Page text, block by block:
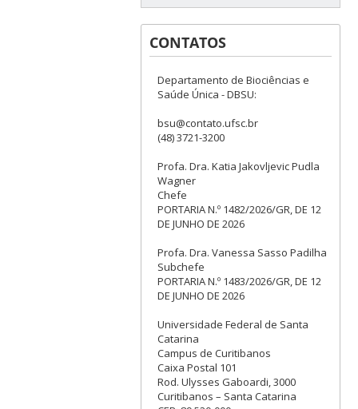
CONTATOS
Departamento de Biociências e
Saúde Única - DBSU:
bsu@contato.ufsc.br
(48) 3721-3200
Profa. Dra. Katia Jakovljevic Pudla
Wagner
Chefe
PORTARIA N.º 1482/2026/GR, DE 12
DE JUNHO DE 2026
Profa. Dra. Vanessa Sasso Padilha
Subchefe
PORTARIA N.º 1483/2026/GR, DE 12
DE JUNHO DE 2026
Universidade Federal de Santa
Catarina
Campus de Curitibanos
Caixa Postal 101
Rod. Ulysses Gaboardi, 3000
Curitibanos – Santa Catarina